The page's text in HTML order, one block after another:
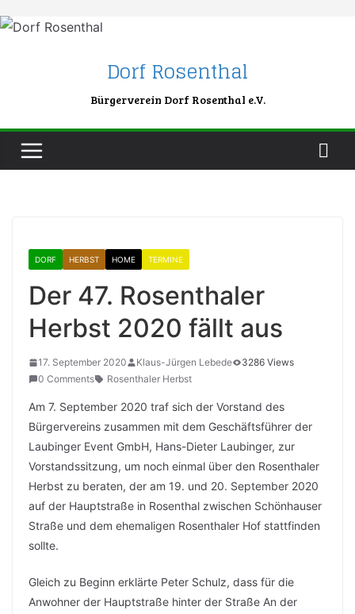
to
Dorf Rosenthal
Bürgerverein Dorf Rosenthal e.V.
DORF HERBST HOME TERMINE
Der 47. Rosenthaler
Herbst 2020 fällt aus
17. September 2020 Klaus-Jürgen Lebede
3286 Views
0 Comments
Rosenthaler Herbst
Am 7. September 2020 traf sich der Vorstand des
Bürgervereins zusammen mit dem Geschäftsführer der
Laubinger Event GmbH, Hans-Dieter Laubinger, zur
Vorstandssitzung, um noch einmal über den Rosenthaler
Herbst zu beraten, der am 19. und 20. September 2020
auf der Hauptstraße in Rosenthal zwischen Schönhauser
Straße und dem ehemaligen Rosenthaler Hof stattfinden
sollte.
Gleich zu Beginn erklärte Peter Schulz, dass für die
Anwohner der Hauptstraße hinter der Straße An der